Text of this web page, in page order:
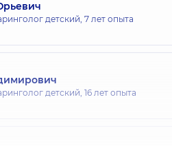
детский, 7 лет опыта
детский, 16 лет опыта